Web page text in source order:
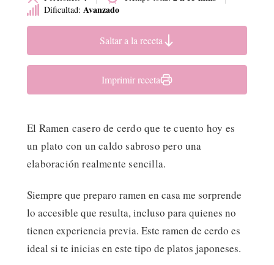
Dificultad: Avanzado
Saltar a la receta
Imprimir receta
El Ramen casero de cerdo que te cuento hoy es
un plato con un caldo sabroso pero una
elaboración realmente sencilla.
Siempre que preparo ramen en casa me sorprende
lo accesible que resulta, incluso para quienes no
tienen experiencia previa. Este ramen de cerdo es
ideal si te inicias en este tipo de platos japoneses.